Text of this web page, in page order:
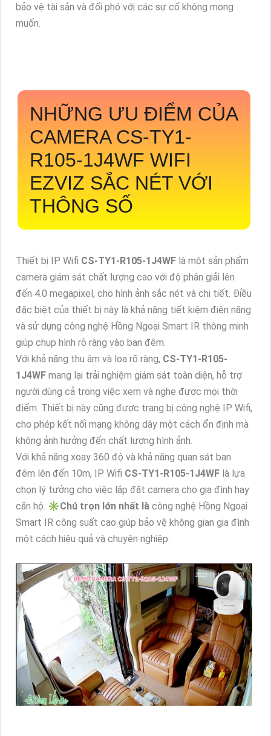
bảo vệ tài sản và đối phó với các sự cố không mong
muốn.
NHỮNG ƯU ĐIỂM CỦA
CAMERA CS-TY1-
R105-1J4WF WIFI
EZVIZ SẮC NÉT VỚI
THÔNG SỐ
Thiết bị IP Wifi CS-TY1-R105-1J4WF là một sản phẩm
camera giám sát chất lượng cao với độ phân giải lên
đến 4.0 megapixel, cho hình ảnh sắc nét và chi tiết. Điều
đặc biệt của thiết bị này là khả năng tiết kiệm điện năng
và sử dụng công nghệ Hồng Ngoại Smart IR thông minh
giúp chụp hình rõ ràng vào ban đêm.
Với khả năng thu âm và loa rõ ràng, CS-TY1-R105-
1J4WF mang lại trải nghiệm giám sát toàn diện, hỗ trợ
người dùng cả trong việc xem và nghe được mọi thời
điểm. Thiết bị này cũng được trang bị công nghệ IP Wifi,
cho phép kết nối mạng không dây một cách ổn định mà
không ảnh hưởng đến chất lượng hình ảnh.
Với khả năng xoay 360 độ và khả năng quan sát ban
đêm lên đến 10m, IP Wifi CS-TY1-R105-1J4WF là lựa
chọn lý tưởng cho việc lắp đặt camera cho gia đình hay
căn hộ. ✳️Chú trọn lớn nhất là công nghệ Hồng Ngoại
Smart IR công suất cao giúp bảo vệ không gian gia đình
một cách hiệu quả và chuyên nghiệp.